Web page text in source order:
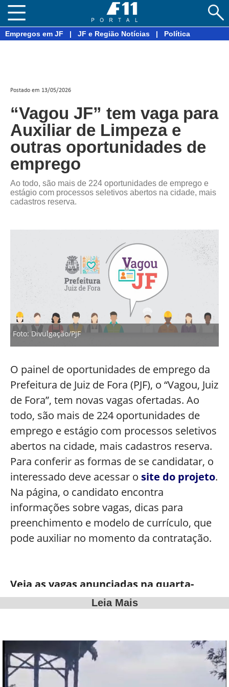
Empregos em JF | JF e Região Notícias | Política
Postado em 13/05/2026
“Vagou JF” tem vaga para
Auxiliar de Limpeza e
outras oportunidades de
emprego
Ao todo, são mais de 224 oportunidades de emprego e
estágio com processos seletivos abertos na cidade, mais
cadastros reserva.
Foto: Divulgação/PJF
O painel de oportunidades de emprego da
Prefeitura de Juiz de Fora (PJF), o “Vagou, Juiz
de Fora”, tem novas vagas ofertadas. Ao
todo, são mais de 224 oportunidades de
emprego e estágio com processos seletivos
abertos na cidade, mais cadastros reserva.
Para conferir as formas de se candidatar, o
interessado deve acessar o site do projeto.
Na página, o candidato encontra
informações sobre vagas, dicas para
preenchimento e modelo de currículo, que
pode auxiliar no momento da contratação.
Veja as vagas anunciadas na quarta-
feira, 13 de maio
Auxiliar de serviços gerais (1)
Secretária (Auxiliar Administrativo) (2)
Leia Mais